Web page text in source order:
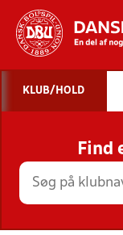
KLUB/HOLD
Find